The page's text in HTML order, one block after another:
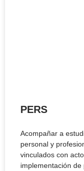
PERS
Acompañar a
personal y
vinculados con
implementación